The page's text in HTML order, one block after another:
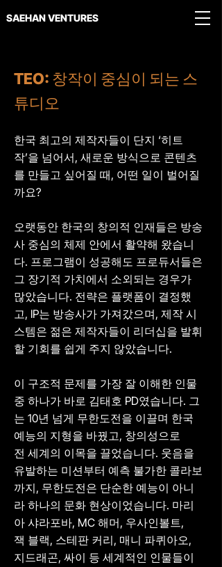
SAEHAN VENTURES
TEO: 창작이 중심이 되는 스
튜디오
한국 최고의 제작자들이 단지 ‘히트
작’을 넘어서, 새로운 방식으로 콘텐츠
를 만들고 싶어질 때, 어떤 일이 벌어질
까요?
오랫동안 한국의 창의적 인재들은 방송
사 중심의 체제 안에서 활약해 왔습니
다. 프로그램이 성공해도 프로듀서들은
그 장기적 가치에서 소외되는 경우가
많았습니다. 전략은 플랫폼이 결정했
고, IP는 방송사가 가져갔으며, 제작 시
스템은 젊은 제작자들이 리더십을 발휘
할 기회를 쉽게 주지 않았습니다.
이 구조적 문제를 가장 잘 이해한 인물
중 하나가 바로 김태호 PD였습니다. 그
는 10년 넘게 무한도전을 이끌며 한국
예능의 지형을 바꿨고, 창의성으로
전 세계의 이목을 끌었습니다. 웃음을
유발하는 미션부터 예측 불가한 콜라보
까지, 무한도전은 단순한 예능이 아니
라 하나의 문화 현상이었습니다. 마리
아 샤라포바, MC 해머, 우사인볼트,
잭 블랙, 스테판 커리, 매니 파퀴아오,
지드래곤, 싸이 등 세계적인 인물들이